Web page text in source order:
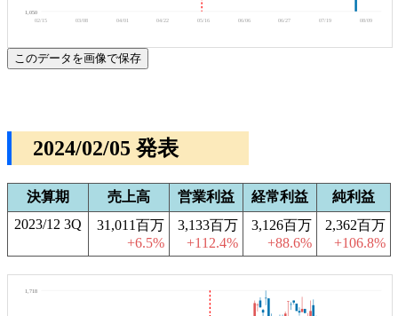
1,050
02/15 03/08 04/01 04/22 05/16 06/06 06/27 07/19 08/09
このデータを画像で保存
2024/02/05 発表
決算期 売上高 営業利益 経常利益
純利益
2023/12 3Q
31,011百万
+6.5%
3,133百万
+112.4%
3,126百万
+88.6%
2,362百万
+106.8%
1,718